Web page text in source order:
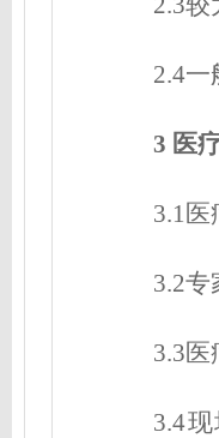
2.4一
3 医
3.1医
3.2专
3.3
3.4